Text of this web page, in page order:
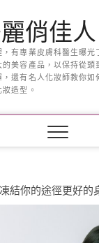
俏佳人
，有專業皮膚科醫生曝光
的美容產品，以保持從頭
，還有名人化妝師教你如
造型。
凍結你的途徑更好的